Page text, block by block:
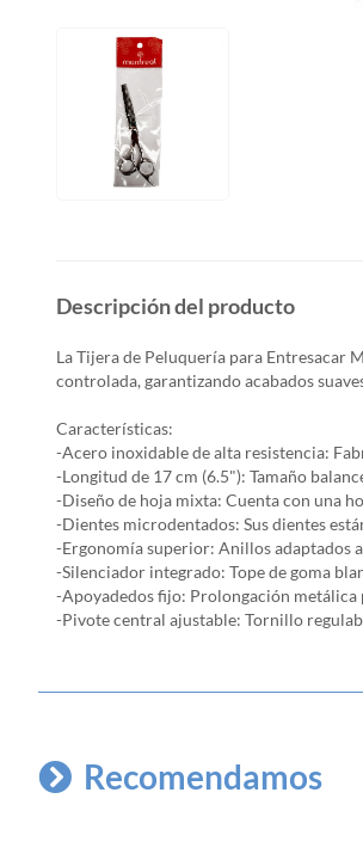
Descripción del producto
La Tijera de Peluquería para Entresacar
controlada, garantizando acabados
Características:
-Acero inoxidable de alta resistencia:
-Longitud de 17 cm (6.5"): Tamaño
-Diseño de hoja mixta: Cuenta con una
-Dientes microdentados: Sus dientes
-Ergonomía superior: Anillos adaptados
-Silenciador integrado: Tope de goma
-Apoyadedos fijo: Prolongación
-Pivote central ajustable: Tornillo
Recomendamos